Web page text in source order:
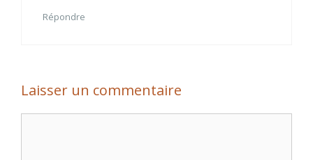
Répondre
Laisser un commentaire